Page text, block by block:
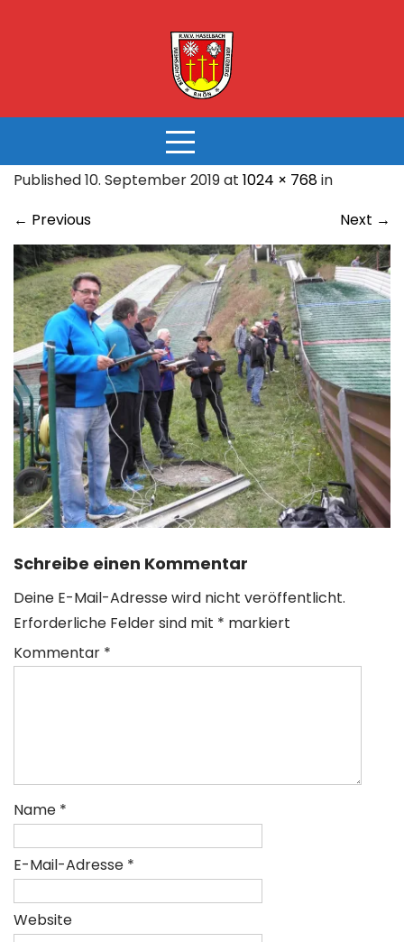
Published 10. September 2019 at 1024 × 768in
← Previous Next →
Schreibe einen Kommentar
Deine E-Mail-Adresse wird nicht veröffentlicht.
Erforderliche Felder sind mit * markiert
Kommentar *
Name *
E-Mail-Adresse *
Website